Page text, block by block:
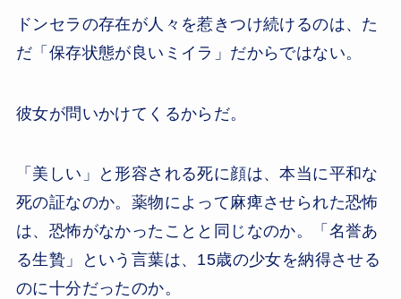
ドンセラの存在が人々を惹きつけ続けるのは、た
だ「保存状態が良いミイラ」だからではない。
彼女が問いかけてくるからだ。
「美しい」と形容される死に顔は、本当に平和な
死の証なのか。薬物によって麻痺させられた恐怖
は、恐怖がなかったことと同じなのか。「名誉あ
る生贄」という言葉は、15歳の少女を納得させる
のに十分だったのか。